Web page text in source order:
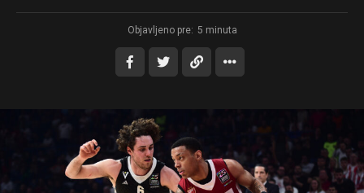
Objavljeno pre: 5 minuta